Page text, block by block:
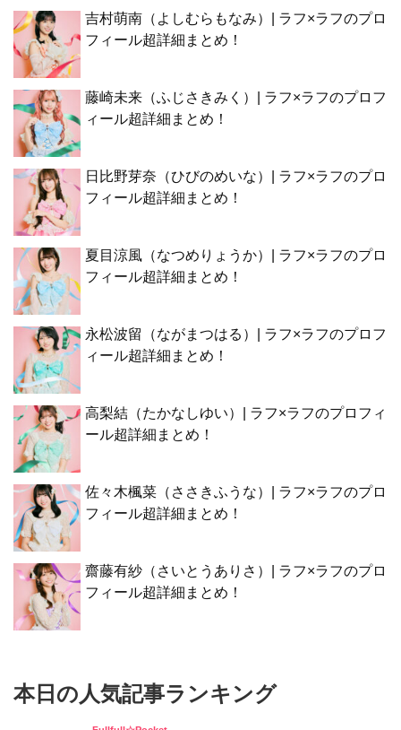
吉村萌南（よしむらもなみ）| ラフ×ラフのプロ
フィール超詳細まとめ！
藤崎未来（ふじさきみく）| ラフ×ラフのプロフ
ィール超詳細まとめ！
日比野芽奈（ひびのめいな）| ラフ×ラフのプロ
フィール超詳細まとめ！
夏目涼風（なつめりょうか）| ラフ×ラフのプロ
フィール超詳細まとめ！
永松波留（ながまつはる）| ラフ×ラフのプロフ
ィール超詳細まとめ！
高梨結（たかなしゆい）| ラフ×ラフのプロフィ
ール超詳細まとめ！
佐々木楓菜（ささきふうな）| ラフ×ラフのプロ
フィール超詳細まとめ！
齋藤有紗（さいとうありさ）| ラフ×ラフのプロ
フィール超詳細まとめ！
本日の人気記事ランキング